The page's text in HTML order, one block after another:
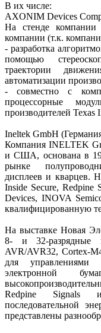
В их числе:
AXONIM Devices
На стенде компании
компании (т.к.
- разработка
помощью
траектории
автоматизации
- совместно с
процессорные
производителей Texas
Ineltek GmbH
Компания INELTEK
и США, основана в
рынке
дисплеев и кварцев.
Inside Secure,
Devices, INOVA
квалифицированную
На выставке Новая
8- и 32-разрядные
AVR/AVR32, Cortex-
для
электронной
Redpine Signals
последовательной
представлены